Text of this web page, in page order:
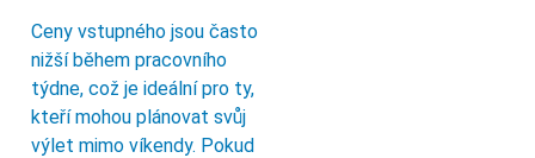
Ceny vstupného jsou často
nižší během pracovního
týdne, což je ideální pro ty,
kteří mohou plánovat svůj
výlet mimo víkendy. Pokud